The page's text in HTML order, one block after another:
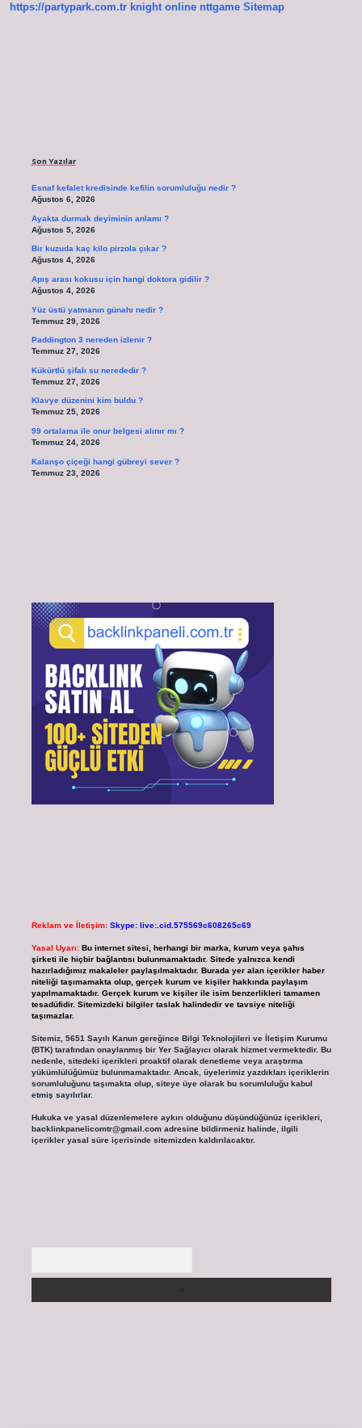
https://partypark.com.tr knight online nttgame Sitemap
Son Yazılar
Esnaf kefalet kredisinde kefilin sorumluluğu nedir ?
Ağustos 6, 2026
Ayakta durmak deyiminin anlamı ?
Ağustos 5, 2026
Bir kuzuda kaç kilo pirzola çıkar ?
Ağustos 4, 2026
Apış arası kokusu için hangi doktora gidilir ?
Ağustos 4, 2026
Yüz üstü yatmanın günahı nedir ?
Temmuz 29, 2026
Paddington 3 nereden izlenir ?
Temmuz 27, 2026
Kükürtlü şifalı su nerededir ?
Temmuz 27, 2026
Klavye düzenini kim buldu ?
Temmuz 25, 2026
99 ortalama ile onur belgesi alınır mı ?
Temmuz 24, 2026
Kalanşo çiçeği hangi gübreyi sever ?
Temmuz 23, 2026
Reklam ve İletişim: Skype: live:.cid.575569c608265c69
Yasal Uyarı: Bu internet sitesi, herhangi bir marka, kurum veya şahıs
şirketi ile hiçbir bağlantısı bulunmamaktadır. Sitede yalnızca kendi
hazırladığımız makaleler paylaşılmaktadır. Burada yer alan içerikler haber
niteliği taşımamakta olup, gerçek kurum ve kişiler hakkında paylaşım
yapılmamaktadır. Gerçek kurum ve kişiler ile isim benzerlikleri tamamen
tesadüfidir. Sitemizdeki bilgiler taslak halindedir ve tavsiye niteliği
taşımazlar.
Sitemiz, 5651 Sayılı Kanun gereğince Bilgi Teknolojileri ve İletişim Kurumu
(BTK) tarafından onaylanmış bir Yer Sağlayıcı olarak hizmet vermektedir. Bu
nedenle, sitedeki içerikleri proaktif olarak denetleme veya araştırma
yükümlülüğümüz bulunmamaktadır. Ancak, üyelerimiz yazdıkları içeriklerin
sorumluluğunu taşımakta olup, siteye üye olarak bu sorumluluğu kabul
etmiş sayılırlar.
Hukuka ve yasal düzenlemelere aykırı olduğunu düşündüğünüz içerikleri,
backlinkpanelicomtr@gmail.comadresine bildirmeniz halinde, ilgili
içerikler yasal süre içerisinde sitemizden kaldırılacaktır.